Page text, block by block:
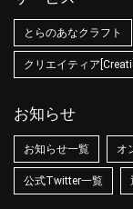
とらのあなクラフト
クリエイティア
お知らせ
お知らせ一覧 オ
公式Twitter一覧